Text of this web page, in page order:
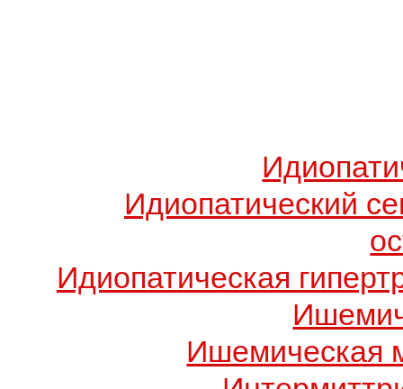
Идиопатический
Идиопатическая
Ишемическая